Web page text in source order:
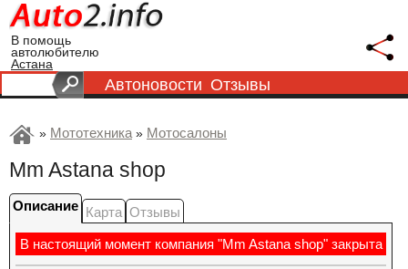
В помощь
автолюбителю
Астана
Автоновости Отзывы
» Мототехника» Мотосалоны
Mm Astana shop
Описание Карта Отзывы
В настоящий момент компания "Mm Astana shop" закрыта